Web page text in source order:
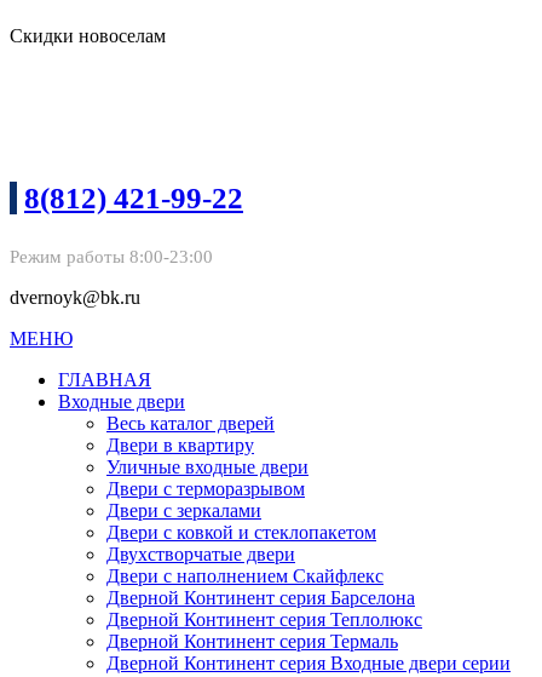
Скидки новоселам
8(812) 421-99-22
Режим работы 8:00-23:00
dvernoyk@bk.ru
МЕНЮ
ГЛАВНАЯ
Входные двери
Весь каталог дверей
Двери в квартиру
Уличные входные двери
Двери с терморазрывом
Двери с зеркалами
Двери с ковкой и стеклопакетом
Двухстворчатые двери
Двери с наполнением Скайфлекс
Дверной Континент серия Барселона
Дверной Континент серия Теплолюкс
Дверной Континент серия Термаль
Дверной Континент серия Входные двери серии